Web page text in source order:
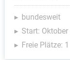
bundesweit
Start:
Freie Plätze: 1